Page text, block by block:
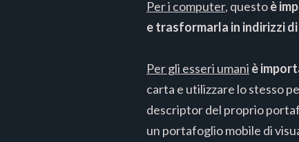
Per i computer, questoè
e trasformarla in indirizzi
Per gli esseri umani è
carta e utilizzare lo stesso
descriptor del proprio
un portafoglio mobile di